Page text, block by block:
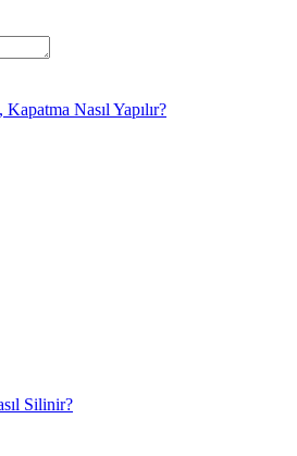
Nasıl Yapılır?
Silinir?